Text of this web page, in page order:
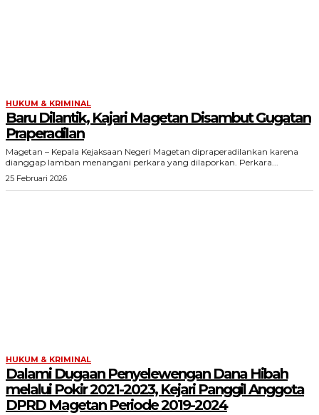
HUKUM & KRIMINAL
Baru Dilantik, Kajari Magetan Disambut Gugatan
Praperadilan
Magetan – Kepala Kejaksaan Negeri Magetan dipraperadilankan karena
dianggap lamban menangani perkara yang dilaporkan. Perkara...
25 Februari 2026
HUKUM & KRIMINAL
Dalami Dugaan Penyelewengan Dana Hibah
melalui Pokir 2021-2023, Kejari Panggil Anggota
DPRD Magetan Periode 2019-2024